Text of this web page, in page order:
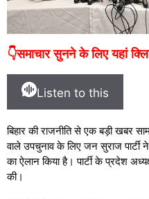
👇समाचार सुनने के लिए यहां
Listen to this
बिहार की राजनीति से एक बड़ी खबर
वाले उपचुनाव के लिए जन सुराज पार्टी
का ऐलान किया है। पार्टी के प्रदेश
की।